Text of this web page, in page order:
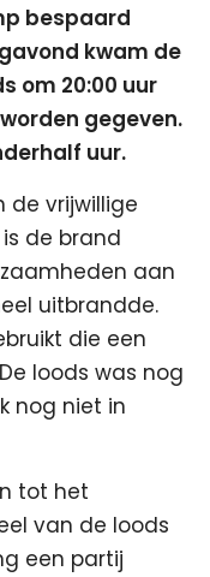
bespaard
kwam de
om 20:00 uur
gegeven.
uur.
vrijwillige
de brand
aan
uitbrandde.
die een
loods was nog
nog niet in
tot het
van de loods
een partij